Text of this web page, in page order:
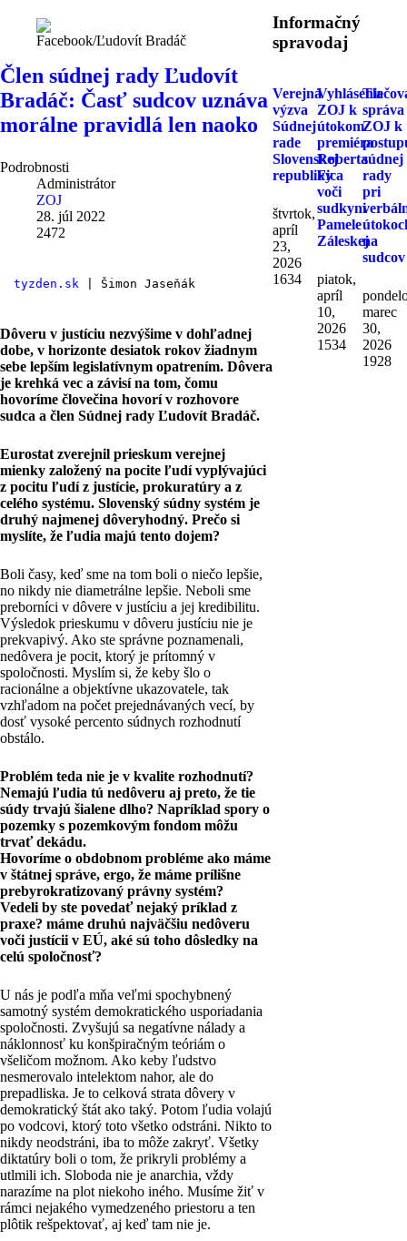
Facebook/Ľudovít Bradáč
Člen súdnej rady Ľudovít
Bradáč: Časť sudcov uznáva
morálne pravidlá len naoko
Podrobnosti
Administrátor
ZOJ
28. júl 2022
2472
tyzden.sk | Šimon Jaseňák
Dôveru v justíciu nezvýšime v dohľadnej
dobe, v horizonte desiatok rokov žiadnym
sebe lepším legislatívnym opatrením. Dôvera
je krehká vec a závisí na tom, čomu
hovoríme človečina hovorí v rozhovore
sudca a člen Súdnej rady Ľudovít Bradáč.
Eurostat zverejnil prieskum verejnej
mienky založený na pocite ľudí vyplývajúci
z pocitu ľudí z justície, prokuratúry a z
celého systému. Slovenský súdny systém je
druhý najmenej dôveryhodný. Prečo si
myslíte, že ľudia majú tento dojem?
Boli časy, keď sme na tom boli o niečo lepšie,
no nikdy nie diametrálne lepšie. Neboli sme
preborníci v dôvere v justíciu a jej kredibilitu.
Výsledok prieskumu v dôveru justíciu nie je
prekvapivý. Ako ste správne poznamenali,
nedôvera je pocit, ktorý je prítomný v
spoločnosti. Myslím si, že keby šlo o
racionálne a objektívne ukazovatele, tak
vzhľadom na počet prejednávaných vecí, by
dosť vysoké percento súdnych rozhodnutí
obstálo.
Problém teda nie je v kvalite rozhodnutí?
Nemajú ľudia tú nedôveru aj preto, že tie
súdy trvajú šialene dlho? Napríklad spory o
pozemky s pozemkovým fondom môžu
trvať dekádu.
Hovoríme o obdobnom probléme ako máme
v štátnej správe, ergo, že máme prílišne
prebyrokratizovaný právny systém?
Vedeli by ste povedať nejaký príklad z
praxe? máme druhú najväčšiu nedôveru
voči justícii v EÚ, aké sú toho dôsledky na
celú spoločnosť?
U nás je podľa mňa veľmi spochybnený
samotný systém demokratického usporiadania
spoločnosti. Zvyšujú sa negatívne nálady a
náklonnosť ku konšpiračným teóriám o
všeličom možnom. Ako keby ľudstvo
nesmerovalo intelektom nahor, ale do
prepadliska. Je to celková strata dôvery v
demokratický štát ako taký. Potom ľudia volajú
po vodcovi, ktorý toto všetko odstráni. Nikto to
nikdy neodstráni, iba to môže zakryť. Všetky
diktatúry boli o tom, že prikryli problémy a
utlmili ich. Sloboda nie je anarchia, vždy
narazíme na plot niekoho iného. Musíme žiť v
rámci nejakého vymedzeného priestoru a ten
plôtik rešpektovať, aj keď tam nie je.
Informačný
spravodaj
Verejná
výzva
Súdnej
rade
Slovenskej
republiky
štvrtok,
apríl
23,
2026
1634
Vyhlásenie
ZOJ k
útokom
premiéra
Roberta
Fica
voči
sudkyni
Pamele
Záleskej
piatok,
apríl
10,
2026
1534
správa
ZOJ k
súdnej
rady
pri
na
sudcov
marec
30,
2026
1928